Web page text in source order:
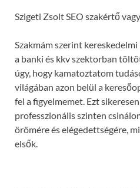
Szigeti Zsolt SEO szakértő
Szakmám szerint
a banki és kkv szektorban
úgy, hogy kamatoztatom
világában azon belül a
fel a figyelmemet. Ezt
professzionális szinten
örömére és elégedettségére,
elsők.